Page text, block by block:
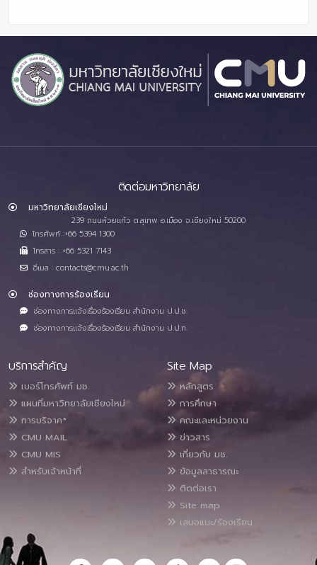
ติดต่อมหาวิทยาลัย
มหาวิทยาลัยเชียงใหม่
239 ถนนห้วยแก้ว ต.สุเทพ อ.เมือง จ.เชียงใหม่ 50200
โทรศัพท์ :+66 5394 1300
โทรสาร : +66 5321 7143
อีเมล : contacts@cmu.ac.th
ช่องทางการร้องเรียน
ช่องทางการแจ้งเรื่องร้องเรียน สำนักงาน ป.ป.ช.
ช่องทางการแจ้งเรื่องร้องเรียน สำนักงาน ป.ป.ท.
บริการสำคัญ
เบอร์โทรศัพท์ มช.
แผนที่มหาวิทยาลัยเชียงใหม่
การบริจาค*
CMU MAIL
CMU MIS
สำหรับเจ้าหน้าที่
Site Map
หลักสูตร
การศึกษา
คณะและหน่วยงาน
ข่าวสาร
เกี่ยวกับ มช.
ข้อมูลสาธารณะ
ติดต่อเรา
Site map
เสนอแนะ/ร้องเรียน